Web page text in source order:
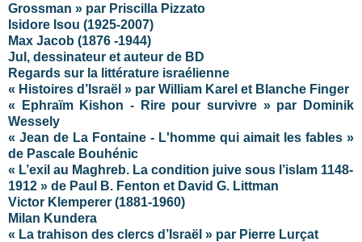
Grossman » par Priscilla Pizzato
Isidore Isou (1925-2007)
Max Jacob (1876 -1944)
Jul, dessinateur et auteur de BD
Regards sur la littérature israélienne
« Histoires d’Israël » par William Karel et Blanche Finger
« Ephraïm Kishon - Rire pour survivre » par Dominik
Wessely
« Jean de La Fontaine - L'homme qui aimait les fables »
de Pascale Bouhénic
« L’exil au Maghreb. La condition juive sous l’islam 1148-
1912 » de Paul B. Fenton et David G. Littman
Victor Klemperer (1881-1960)
Milan Kundera
« La trahison des clercs d’Israël » par Pierre Lurçat